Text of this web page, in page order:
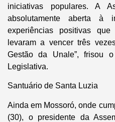
iniciativas populares. A
absolutamente aberta à
experiências positivas
levaram a vencer três
Gestão da Unale”, frisou
Legislativa.
Santuário de Santa Luzia
Ainda em Mossoró, onde
(30), o presidente da